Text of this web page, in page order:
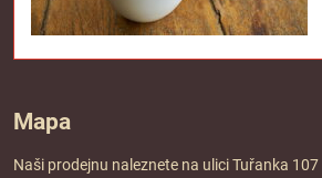
Mapa
Naši prodejnu naleznete na ulici Tuřanka 107